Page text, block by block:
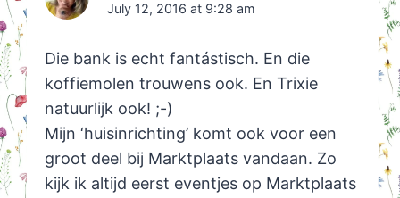
July 12, 2016 at 9:28 am
Die bank is echt fantástisch. En die
koffiemolen trouwens ook. En Trixie
natuurlijk ook! ;-)
Mijn ‘huisinrichting’ komt ook voor een
groot deel bij Marktplaats vandaan. Zo
kijk ik altijd eerst eventjes op Marktplaats